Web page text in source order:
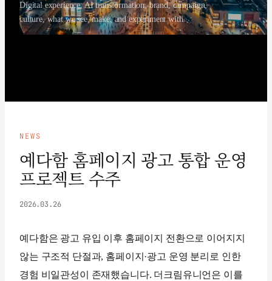
Digital experience, AI transformation, brand, campaign,
culture, what we see, make, and experiment with.
NEWS
예다함 홈페이지 광고 통합 운영
프로젝트 수주
2026.03.26
예다함은 광고 유입 이후 홈페이지 전환으로 이어지지
않는 구조적 단절과, 홈페이지·광고 운영 분리로 인한
경험 비일관성이 존재했습니다. 더크림유니언은 이를